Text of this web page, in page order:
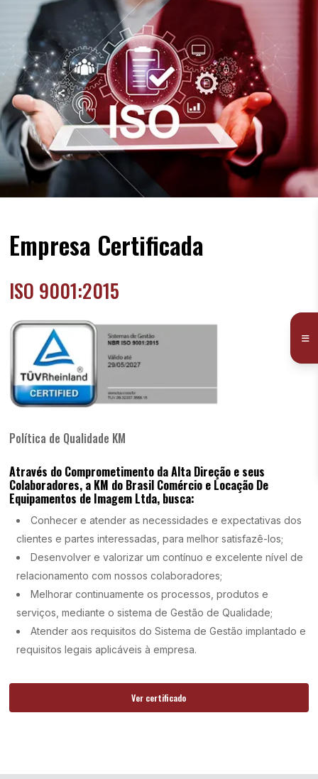
Empresa Certificada
ISO 9001:2015
Política de Qualidade KM
Através do Comprometimento da Alta Direção e seus
Colaboradores, a KM do Brasil Comércio e Locação De
Equipamentos de Imagem Ltda, busca:
Conhecer e atender as necessidades e expectativas dos
clientes e partes interessadas, para melhor satisfazê-los;
Desenvolver e valorizar um contínuo e excelente nível de
relacionamento com nossos colaboradores;
Melhorar continuamente os processos, produtos e
serviços, mediante o sistema de Gestão de Qualidade;
Atender aos requisitos do Sistema de Gestão implantado e
requisitos legais aplicáveis à empresa.
Ver certificado